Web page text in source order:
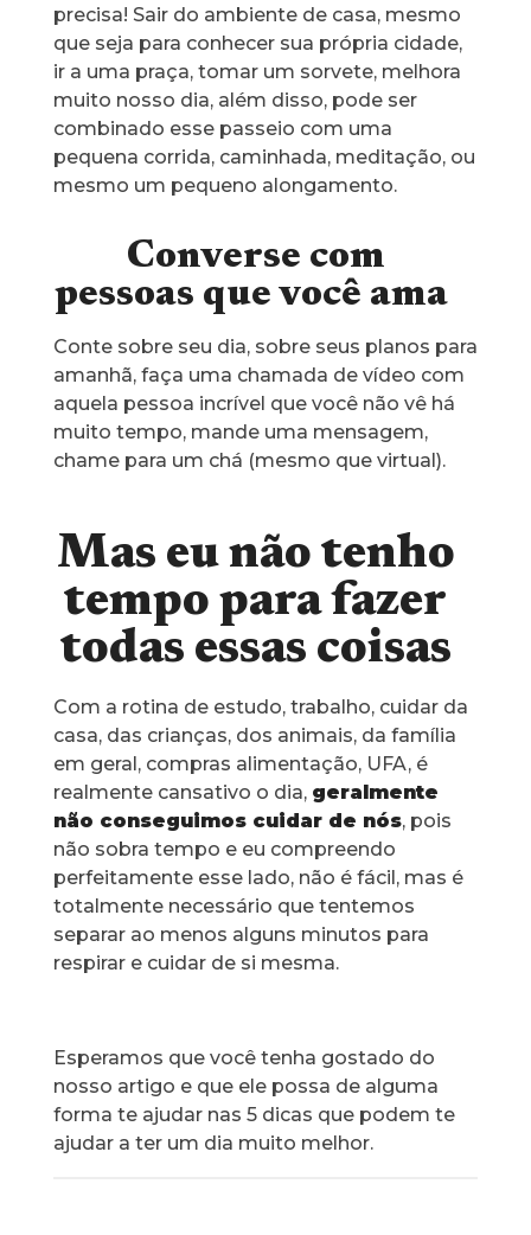
precisa! Sair do ambiente de casa, mesmo
que seja para conhecer sua própria cidade,
ir a uma praça, tomar um sorvete, melhora
muito nosso dia, além disso, pode ser
combinado esse passeio com uma
pequena corrida, caminhada, meditação, ou
mesmo um pequeno alongamento.
Converse com
pessoas que você ama
Conte sobre seu dia, sobre seus planos para
amanhã, faça uma chamada de vídeo com
aquela pessoa incrível que você não vê há
muito tempo, mande uma mensagem,
chame para um chá (mesmo que virtual).
Mas eu não tenho
tempo para fazer
todas essas coisas
Com a rotina de estudo, trabalho, cuidar da
casa, das crianças, dos animais, da família
em geral, compras alimentação, UFA, é
realmente cansativo o dia, geralmente
não conseguimos cuidar de nós, pois
não sobra tempo e eu compreendo
perfeitamente esse lado, não é fácil, mas é
totalmente necessário que tentemos
separar ao menos alguns minutos para
respirar e cuidar de si mesma.
Esperamos que você tenha gostado do
nosso artigo e que ele possa de alguma
forma te ajudar nas 5 dicas que podem te
ajudar a ter um dia muito melhor.